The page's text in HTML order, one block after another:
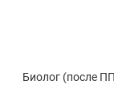
Биолог (после